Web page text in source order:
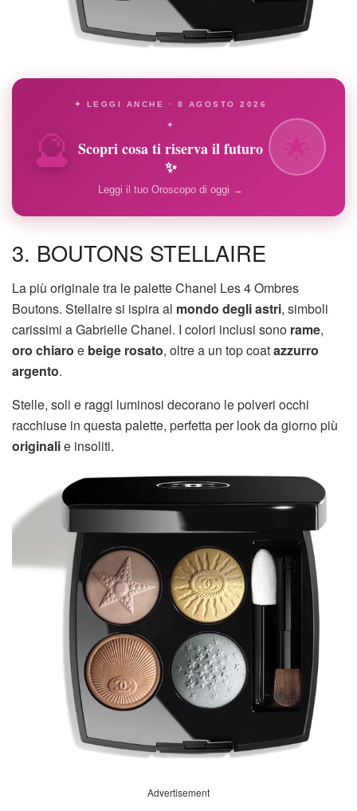
🔮
✦ LEGGI ANCHE · 8 AGOSTO 2026
✦
Scopri cosa ti riserva il futuro
✨
Leggi il tuo Oroscopo di oggi →
3. BOUTONS STELLAIRE
La più originale tra le palette Chanel Les 4 Ombres
Boutons. Stellaire si ispira al mondo degli astri, simboli
carissimi a Gabrielle Chanel. I colori inclusi sono rame,
oro chiaro e beige rosato, oltre a un top coatazzurro
argento.
Stelle, soli e raggi luminosi decorano le polveri occhi
racchiuse in questa palette, perfetta per look da giorno più
originalie insoliti.
Advertisement